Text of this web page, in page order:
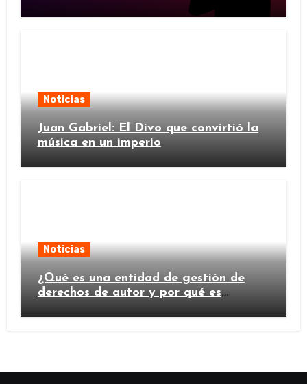
Noticias
Juan Gabriel: El Divo que convirtió la
música en un imperio
Noticias
¿Qué es una entidad de gestión de
derechos de autor y por qué es